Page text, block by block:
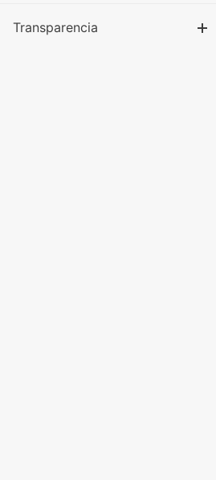
Transparencia